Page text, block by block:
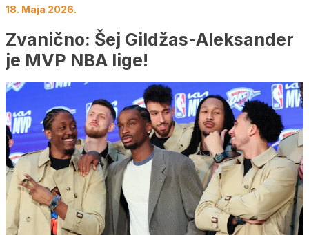
18. Maja 2026.
Zvanično: Šej Gildžas-Aleksander
je MVP NBA lige!